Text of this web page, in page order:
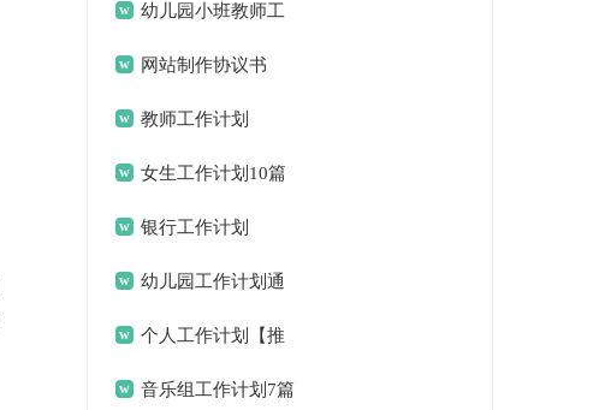
幼儿园小班教师工
作计划网站制作协议书
教师工作计划
女生工作计划10篇
银行工作计划
幼儿园工作计划通
用15篇个人工作计划【推
荐】音乐组工作计划7篇